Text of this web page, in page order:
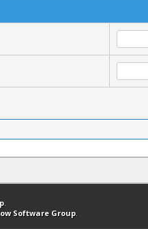
en haut Version bas-débit
.
Software Group.